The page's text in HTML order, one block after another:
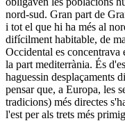
nord-sud. Gran part de
i tot el que hi ha més al
difícilment habitable, de
Occidental es concentrava
la part mediterrània. És
haguessin desplaçaments
pensar que, a Europa, les
tradicions) més directes
l'est per als trets més